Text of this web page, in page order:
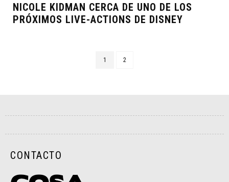
NICOLE KIDMAN CERCA DE UNO DE LOS
PRÓXIMOS LIVE-ACTIONS DE DISNEY
1 2
CONTACTO